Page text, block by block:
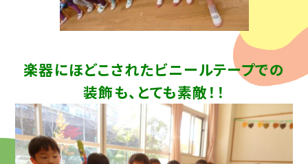
楽器にほどこされたビニールテープでの
装飾も、とても素敵！！